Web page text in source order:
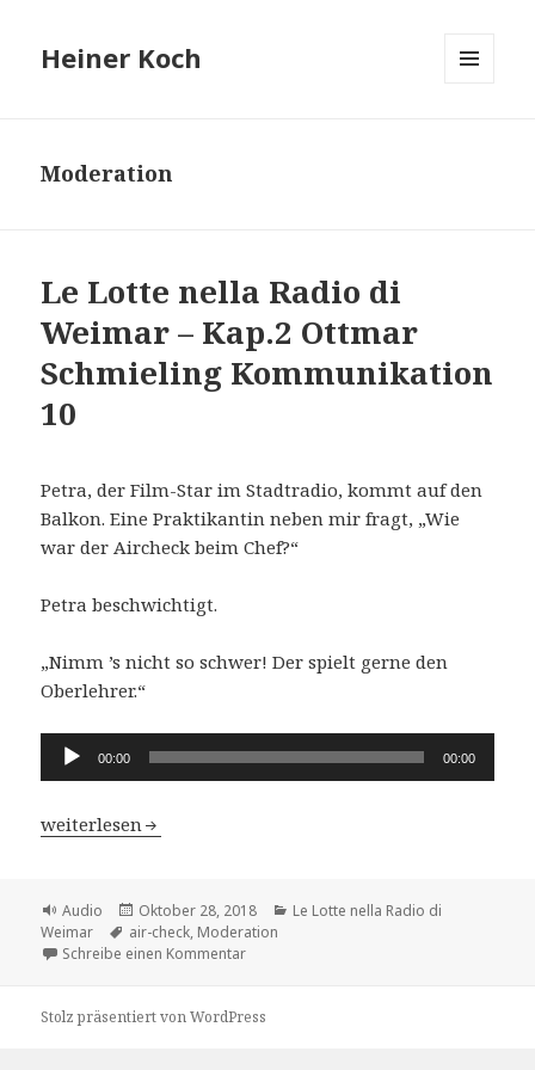
Heiner Koch
Moderation
Le Lotte nella Radio di
Weimar – Kap.2 Ottmar
Schmieling Kommunikation
10
Petra, der Film-Star im Stadtradio, kommt auf den
Balkon. Eine Praktikantin neben mir fragt, „Wie
war der Aircheck beim Chef?“
Petra beschwichtigt.
„Nimm ’s nicht so schwer! Der spielt gerne den
Oberlehrer.“
Audio-
00:00 00:00
Le Lotte nella Radio di Weimar – Kap.2 Ottmar
weiterlesen
Format
Audio
Veröffentlicht
am
Oktober 28, 2018 Kategorien
Le Lotte nella Radio di
Weimar
Schlagwörter
air-check, Moderation
Schreibe einen Kommentarzu Le Lotte nella Radio di Weimar –
Stolz präsentiert von WordPress